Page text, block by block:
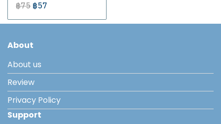
฿75 ฿57
About
About us
Review
Privacy Policy
Support